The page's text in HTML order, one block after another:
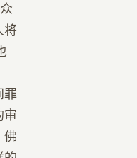
将
罪
审
佛